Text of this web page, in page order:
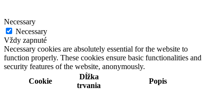
Necessary
Necessary
Vždy zapnuté
Necessary cookies are absolutely essential for the website to
function properly. These cookies ensure basic functionalities and
security features of the website, anonymously.
Cookie
Dĺžka
trvania
Popis